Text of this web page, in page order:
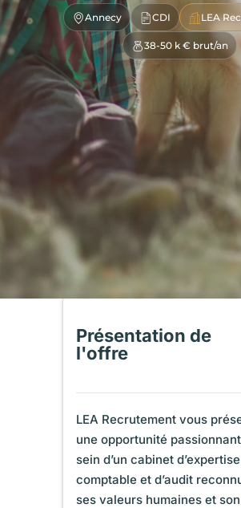
Annecy CDI LEA
38-50 k € brut/an
Présentation de
l'offre
LEA Recrutement vous
une opportunité
sein d’un cabinet
comptable et d’audit
ses valeurs humaines et son